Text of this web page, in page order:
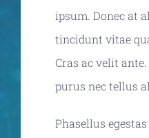
ipsum. Donec at
tincidunt vitae
Cras ac velit
purus nec tellus
Phasellus